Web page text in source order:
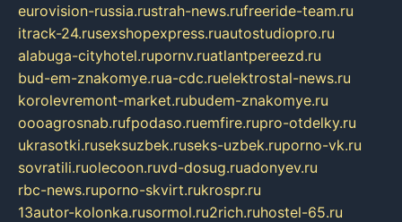
eurovision-russia.rustrah-news.rufreeride-team.ru
itrack-24.rusexshopexpress.ruautostudiopro.ru
alabuga-cityhotel.rupornv.ruatlantpereezd.ru
bud-em-znakomye.rua-cdc.ruelektrostal-news.ru
korolevremont-market.rubudem-znakomye.ru
oooagrosnab.rufpodaso.ruemfire.rupro-otdelky.ru
ukrasotki.ruseksuzbek.ruseks-uzbek.ruporno-vk.ru
sovratili.ruolecoon.ruvd-dosug.ruadonyev.ru
rbc-news.ruporno-skvirt.rukrospr.ru
13autor-kolonka.rusormol.ru2rich.ruhostel-65.ru